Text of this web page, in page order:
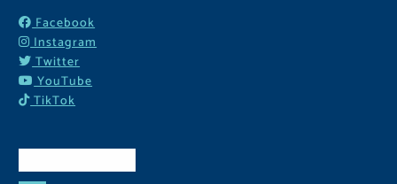
Facebook
Instagram
Twitter
YouTube
TikTok